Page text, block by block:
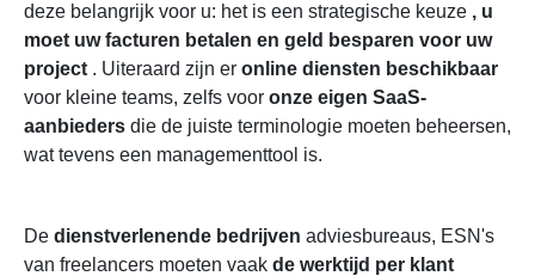
Projecten.
Factureer en genereer winst.
Integratie en automatisering
Rapportage in analyse
HR-management in Neleving
deze belangrijk voor u: het is een strategische keuze , u
moet uw facturen betalen en geld besparen voor uw
project . Uiteraard zijn er online diensten beschikbaar
voor kleine teams, zelfs voor onze eigen SaaS-
aanbieders die de juiste terminologie moeten beheersen,
wat tevens een managementtool is.
De dienstverlenende bedrijven adviesbureaus, ESN's
van freelancers moeten vaak de werktijd per klant